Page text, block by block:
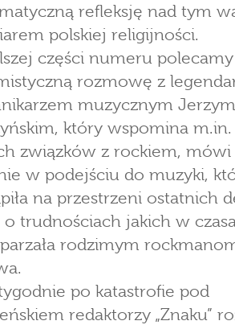
refleksję nad tym
polskiej religijności.
części numeru
rozmowę z
muzycznym Jerzym
który wspomina
związków z rockiem, mówi
w podejściu do muzyki,
na przestrzeni ostatnich
o trudnościach jakich w
rodzimym
po katastrofie pod
redaktorzy „Znaku”